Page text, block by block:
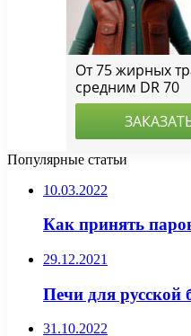
Популярные статьи
10.03.2022
Как принять
29.12.2021
Печи для русской
31.10.2022